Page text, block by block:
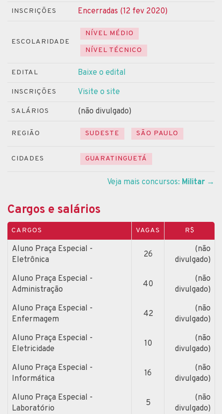
INSCRIÇÕES Encerradas (12 fev 2020)
ESCOLARIDADE
NÍVEL MÉDIO
NÍVEL TÉCNICO
EDITAL Baixe o edital
INSCRIÇÕES Visite o site
SALÁRIOS (não divulgado)
REGIÃO SUDESTE SÃO PAULO
CIDADES GUARATINGUETÁ
Veja mais concursos: Militar →
Cargos e salários
CARGOS VAGAS R$
Aluno Praça Especial -
Eletrônica
26
(não
divulgado)
Aluno Praça Especial -
Administração
40
(não
divulgado)
Aluno Praça Especial -
Enfermagem
42
(não
divulgado)
Aluno Praça Especial -
Eletricidade
10
(não
divulgado)
Aluno Praça Especial -
Informática
16
(não
divulgado)
Aluno Praça Especial -
Laboratório
5
(não
divulgado)